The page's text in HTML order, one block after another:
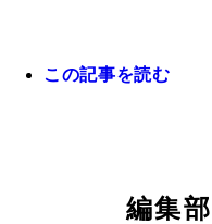
この記事を読む
編集